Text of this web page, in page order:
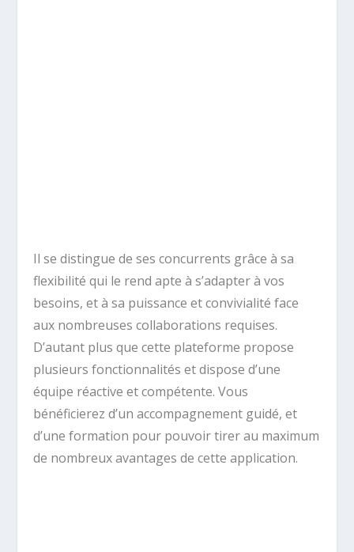
Il se distingue de ses concurrents grâce à sa
flexibilité qui le rend apte à s’adapter à vos
besoins, et à sa puissance et convivialité face
aux nombreuses collaborations requises.
D’autant plus que cette plateforme propose
plusieurs fonctionnalités et dispose d’une
équipe réactive et compétente. Vous
bénéficierez d’un accompagnement guidé, et
d’une formation pour pouvoir tirer au maximum
de nombreux avantages de cette application.